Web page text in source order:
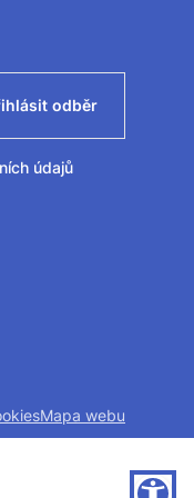
odběr
SMS.
údajů
Mapa webu